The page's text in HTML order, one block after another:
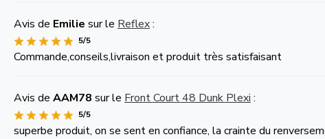
Avis de Emilie sur le Reflex:
5/5
Commande,conseils,livraison et produit très satisfaisant
Avis de AAM78 sur le Front Court 48 Dunk Plexi :
5/5
superbe produit, on se sent en confiance, la crainte du